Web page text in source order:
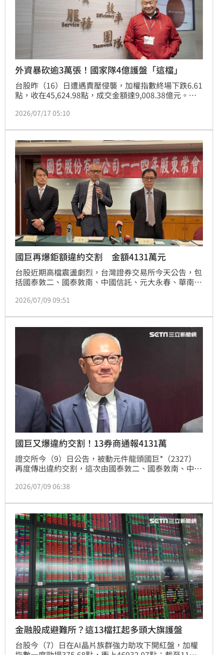
外資暴砍逾3萬張！國家隊4億護盤「這檔」
台股昨（16）日遭遇賣壓侵襲，加權指數終場下跌6.61
點，收在45,624.98點，成交金額達9,008.38億元。記
3.44萬張，受創最深。國家隊的護盤力道有限，砸下4
場下挫8.08%，收在136.5元，成交量放大為7.22萬
張。
2026/07/17 05:10
國巨再爆鉅額違約交割 金額4131萬元
台股近期高檔震盪劇烈，台灣證券交易所今天公告，包
括國泰敦二、國泰敦南、中國信託、元大永春、華南斗
頭份、凱基板橋、永豐金，以及口袋證券等13家證券商
金額約新台幣4131萬元。
2026/07/09 09:51
國巨又爆違約交割！13券商通報4131萬
證交所今（9）日公告，被動元件龍頭國巨*（2327）
再度傳出違約交割，這次由國泰敦二、國泰敦南、中國
豐台中、永豐竹科、富邦頭份、凱基板橋、永豐金及口
台幣41,310,764元（約4,131萬元）。
2026/07/09 06:38
金融股成避難所？這13檔扛起多頭大旗護盤
台股今（7）日在AI晶片族群強力助攻下開紅盤，加權